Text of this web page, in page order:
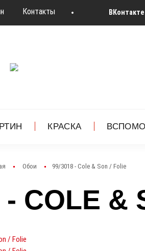
Контакты ВКонтакте
КРАСКА
Обои 99/3018 - Cole & Son / Folie
COLE &